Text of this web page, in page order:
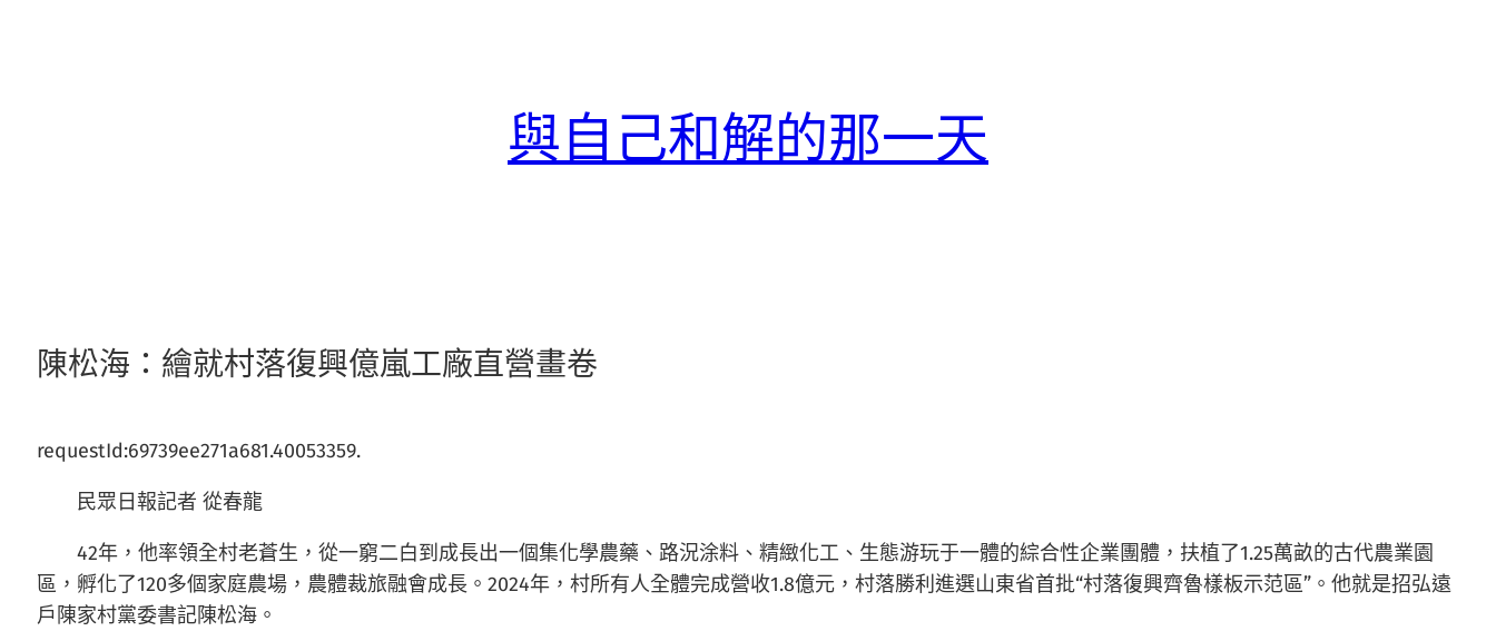
與自己和解的那一天
陳松海：繪就村落復興億嵐工廠直營畫卷
requestId:69739ee271a681.40053359.
民眾日報記者 從春龍
42年，他率領全村老蒼生，從一窮二白到成長出一個集化學農藥、路況涂料、精緻化工、生態游玩于一體的綜合性企業團體，扶植了1.25萬畝的古代農業園
區，孵化了120多個家庭農場，農體裁旅融會成長。2024年，村所有人全體完成營收1.8億元，村落勝利進選山東省首批“村落復興齊魯樣板示范區”。他就是招弘遠
戶陳家村黨委書記陳松海。